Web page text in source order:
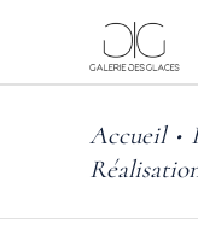
Accueil•